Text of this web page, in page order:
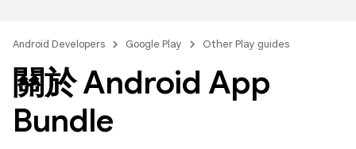
Android Developers Google Play Other Play guides
關於 Android App
Bundle